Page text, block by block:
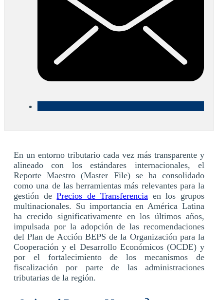
En un entorno tributario cada vez más transparente y
alineado con los estándares internacionales, el
Reporte Maestro (Master File) se ha consolidado
como una de las herramientas más relevantes para la
gestión dePrecios de Transferencia en los grupos
multinacionales. Su importancia en América Latina
ha crecido significativamente en los últimos años,
impulsada por la adopción de las recomendaciones
del Plan de Acción BEPS de la Organización para la
Cooperación y el Desarrollo Económicos (OCDE) y
por el fortalecimiento de los mecanismos de
fiscalización por parte de las administraciones
tributarias de la región.